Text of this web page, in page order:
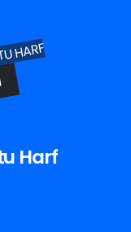
HARF
Harf